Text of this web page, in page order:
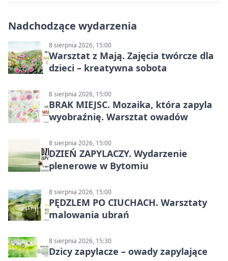
Nadchodzące wydarzenia
8 sierpnia 2026, 15:00
Warsztat z Mają. Zajęcia twórcze dla
dzieci – kreatywna sobota
8 sierpnia 2026, 15:00
BRAK MIEJSC. Mozaika, która zapyla
wyobraźnię. Warsztat owadów
8 sierpnia 2026, 15:00
DZIEŃ ZAPYLACZY. Wydarzenie
plenerowe w Bytomiu
8 sierpnia 2026, 15:00
PĘDZLEM PO CIUCHACH. Warsztaty
malowania ubrań
8 sierpnia 2026, 15:30
Dzicy zapylacze – owady zapylające